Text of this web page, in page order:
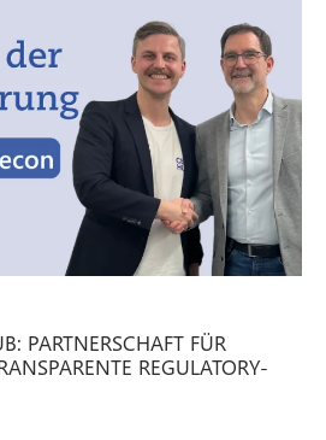
PARTNERSCHAFT FÜR
REGULATORY-